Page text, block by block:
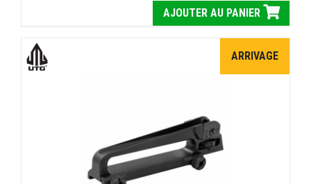
AJOUTER AU PANIER
ARRIVAGE